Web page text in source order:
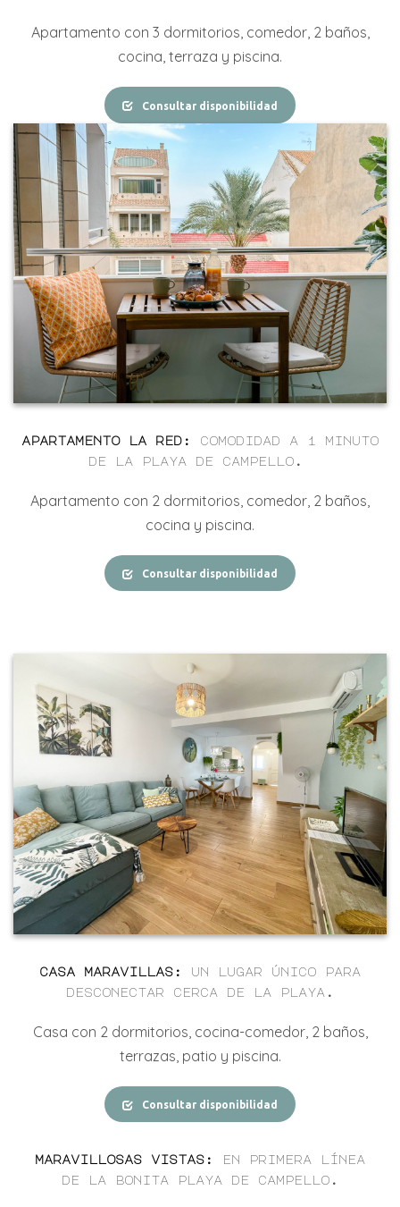
Apartamento con 3 dormitorios, comedor, 2 baños,
cocina, terraza y piscina.
Consultar disponibilidad
apartamento la red :
comodidad a 1 minuto
de la playa de campello.
Apartamento con 2 dormitorios, comedor, 2 baños,
cocina y piscina.
Consultar disponibilidad
casa maravillas :
un lugar único para
desconectar cerca de la playa.
Casa con 2 dormitorios, cocina-comedor, 2 baños,
terrazas, patio y piscina.
Consultar disponibilidad
maravillosas vistas :
en primera línea
de la bonita playa de campello .